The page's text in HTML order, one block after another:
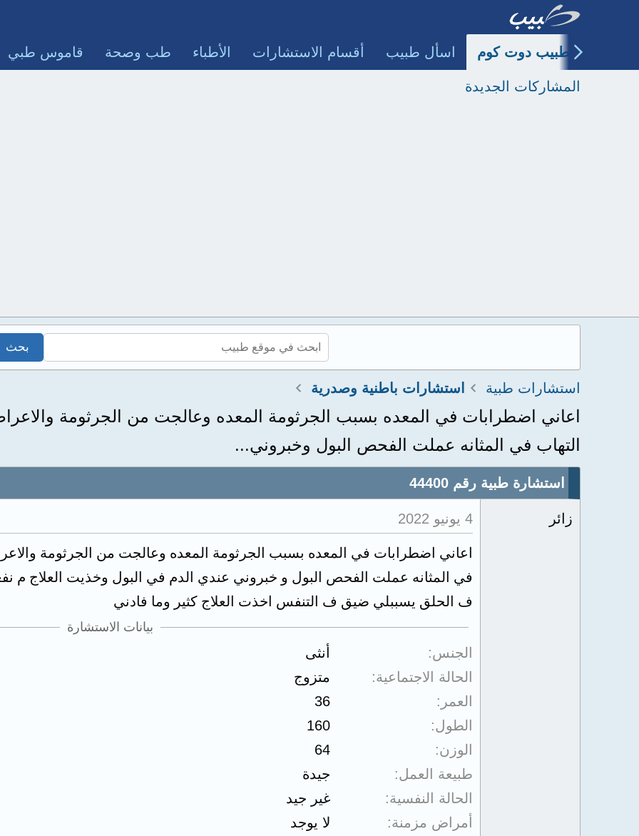
طبيب دوت كوم اسأل طبيب أقسام الاستشارات الأطباء طب وصحة قاموس طبي
المشاركات الجديدة
استشارات طبية استشارات باطنية وصدرية
اعاني اضطرابات في المعده بسبب الجرثومة المعده وعالجت من الجرثومة
التهاب في المثانه عملت الفحص البول وخبروني...
استشارة طبية رقم 44400
زائر 4 يونيو 2022
اعاني اضطرابات في المعده بسبب الجرثومة المعده وعالجت من الجرثومة
في المثانه عملت الفحص البول و خبروني عندي الدم في البول وخذيت العلاج م
ف الحلق يسببلي ضيق ف التنفس اخذت العلاج كثير وما فادني
بيانات الاستشارة
الجنس
أنثى
الحالة الاجتماعية
متزوج
العمر
36
الطول
160
الوزن
64
طبيعة العمل
جيدة
الحالة النفسية
غير جيد
أمراض مزمنة
لا يوجد